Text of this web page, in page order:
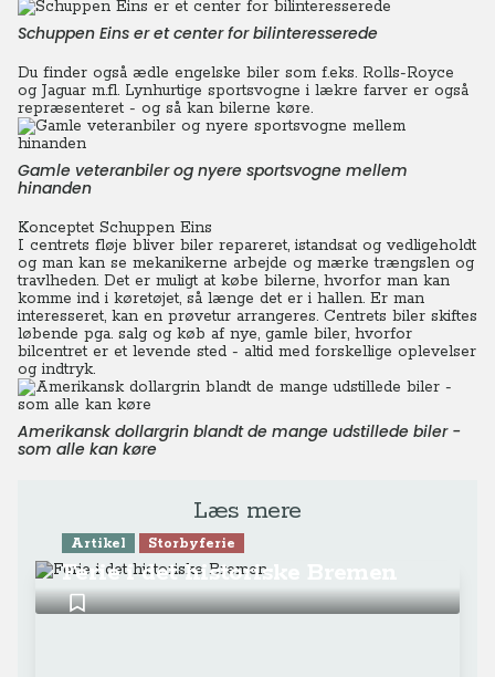
Schuppen Eins er et center for bilinteresserede
Du finder også ædle engelske biler som f.eks. Rolls-Royce
og Jaguar m.fl. Lynhurtige sportsvogne i lækre farver er også
repræsenteret - og så kan bilerne køre.
Gamle veteranbiler og nyere sportsvogne mellem
hinanden
Konceptet Schuppen Eins
I centrets fløje bliver biler repareret, istandsat og vedligeholdt
og man kan se mekanikerne arbejde og mærke trængslen og
travlheden. Det er muligt at købe bilerne, hvorfor man kan
komme ind i køretøjet, så længe det er i hallen. Er man
interesseret, kan en prøvetur arrangeres. Centrets biler skiftes
løbende pga. salg og køb af nye, gamle biler, hvorfor
bilcentret er et levende sted - altid med forskellige oplevelser
og indtryk.
Amerikansk dollargrin blandt de mange udstillede biler -
som alle kan køre
Læs mere
Artikel Storbyferie
Ferie i det historiske Bremen